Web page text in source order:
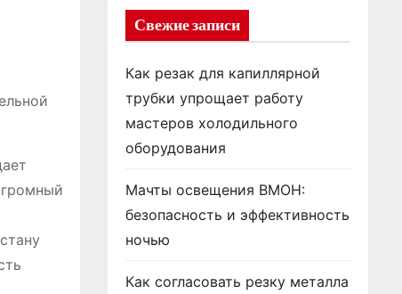
Свежие записи
Как резак для капиллярной
трубки упрощает работу
мастеров холодильного
оборудования
Мачты освещения ВМОН:
безопасность и эффективность
ночью
Как согласовать резку металла